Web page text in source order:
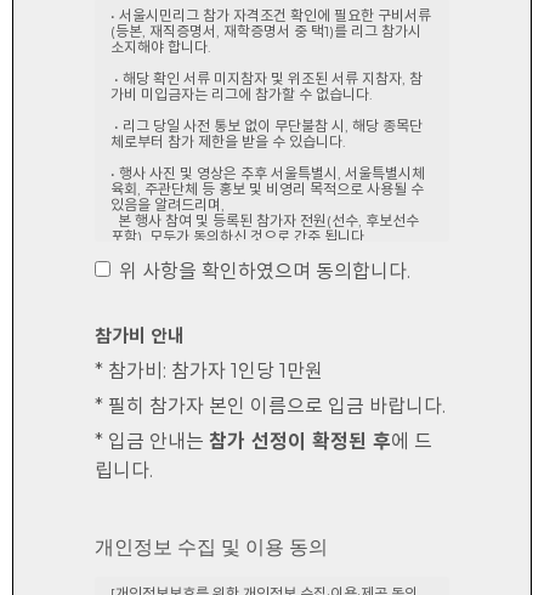
위 사항을 확인하였으며 동의합니다.
참가비 안내
* 참가비: 참가자 1인당 1만원
* 필히 참가자 본인 이름으로 입금 바랍니다.
* 입금 안내는 참가 선정이 확정된 후에 드
립니다.
개인정보 수집 및 이용 동의